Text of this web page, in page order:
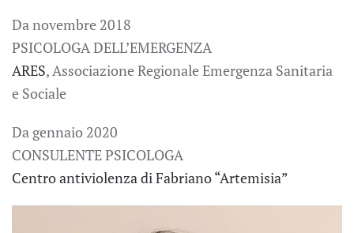
Da novembre 2018
PSICOLOGA DELL’EMERGENZA
ARES, Associazione Regionale Emergenza Sanitaria
e Sociale
Da gennaio 2020
CONSULENTE PSICOLOGA
Centro antiviolenza di Fabriano “Artemisia”